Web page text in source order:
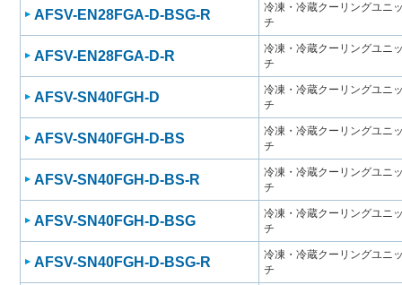
AFSV-EN28FGA-D-BSG-R
冷凍・冷蔵クーリングユニ
チ
AFSV-EN28FGA-D-R
冷凍・冷蔵クーリングユニ
チ
AFSV-SN40FGH-D
冷凍・冷蔵クーリングユニ
チ
AFSV-SN40FGH-D-BS
冷凍・冷蔵クーリングユニ
チ
AFSV-SN40FGH-D-BS-R
冷凍・冷蔵クーリングユニ
チ
AFSV-SN40FGH-D-BSG
冷凍・冷蔵クーリングユニ
チ
AFSV-SN40FGH-D-BSG-R
冷凍・冷蔵クーリングユニ
チ